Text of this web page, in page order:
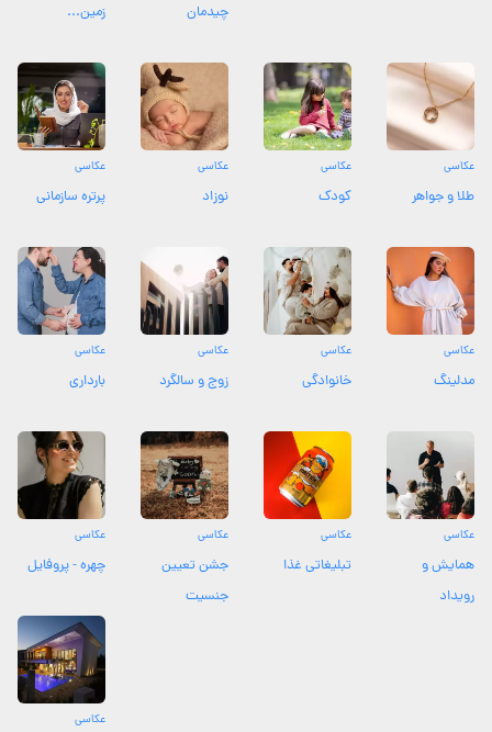
چیدمان
زمین...
عکاسی
طلا و جواهر
عکاسی
کودک
عکاسی
نوزاد
عکاسی
پرتره سازمانی
عکاسی
مدلینگ
عکاسی
خانوادگی
عکاسی
زوج و سالگرد
عکاسی
بارداری
عکاسی
همایش و
رویداد
عکاسی
تبلیغاتی غذا
عکاسی
جشن تعیین
جنسیت
عکاسی
چهره - پروفایل
عکاسی